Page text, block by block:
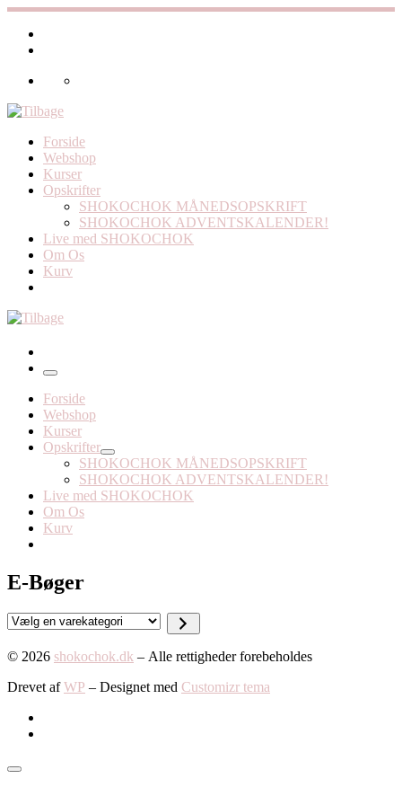
Fortsæt
indhold
Forside
Webshop
Kurser
Opskrifter
SHOKOCHOK MÅNEDSOPSKRIFT
SHOKOCHOK ADVENTSKALENDER!
Live med SHOKOCHOK
Om Os
Kurv
Menu
Forside
Webshop
Kurser
Opskrifter
SHOKOCHOK MÅNEDSOPSKRIFT
SHOKOCHOK ADVENTSKALENDER!
Live med SHOKOCHOK
Om Os
Kurv
E-Bøger
Vælg
varekategori
© 2026 shokochok.dk – Alle rettigheder forebeholdes
Drevet afWP – Designet med Customizr tema